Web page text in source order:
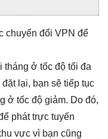
chuyển đổi VPN để
tháng ở tốc độ tối đa
lại, bạn sẽ tiếp tục
ở tốc độ giảm. Do đó,
phát trực tuyến
vực vì bạn cũng